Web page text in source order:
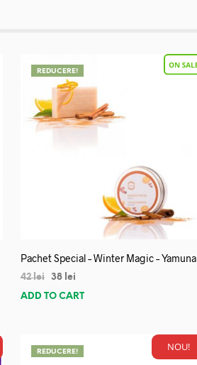
REDUCERE!
Pachet Special – Winter Magic – Yamuna
42lei 38 lei
ADD TO CART
NOU!
REDUCERE!